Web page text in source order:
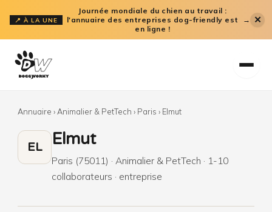
au
contenu
📍 À LA UNE
Journée mondiale du chien au travail :
l'annuaire des entreprises dog-friendly est
en ligne !
→ ✕
Annuaire › Animalier & PetTech › Paris › Elmut
EL Elmut
Paris (75011) · Animalier & PetTech · 1-10
collaborateurs · entreprise